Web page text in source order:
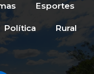
Esportes
Política Rural